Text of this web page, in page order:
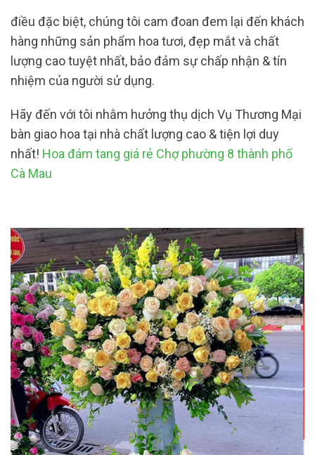
điều đặc biệt, chúng tôi cam đoan đem lại đến khách
hàng những sản phẩm hoa tươi, đẹp mắt và chất
lượng cao tuyệt nhất, bảo đảm sự chấp nhận & tín
nhiệm của người sử dụng.
Hãy đến với tôi nhằm hưởng thụ dịch Vụ Thương Mại
bàn giao hoa tại nhà chất lượng cao & tiện lợi duy
nhất! Hoa đám tang giá rẻ Chợ phường 8 thành phố
Cà Mau